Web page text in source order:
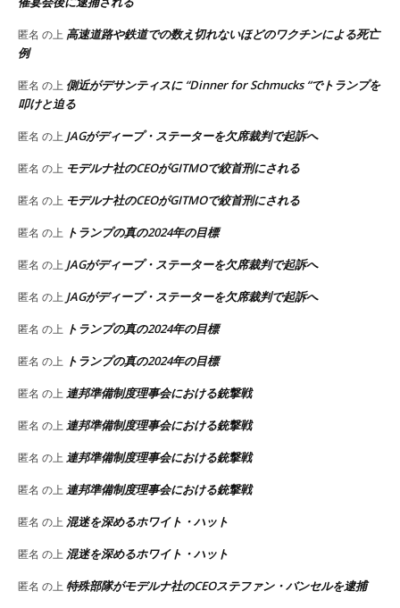
匿名 の上 高速道路や鉄道での数え切れないほどのワクチンによる死亡
例
匿名 の上 側近がデサンティスに “Dinner for Schmucks “でトランプを
叩けと迫る
匿名 の上 JAGがディープ・ステーターを欠席裁判で起訴へ
匿名 の上 モデルナ社のCEOがGITMOで絞首刑にされる
匿名 の上 モデルナ社のCEOがGITMOで絞首刑にされる
匿名 の上 トランプの真の2024年の目標
匿名 の上 JAGがディープ・ステーターを欠席裁判で起訴へ
匿名 の上 JAGがディープ・ステーターを欠席裁判で起訴へ
匿名 の上 トランプの真の2024年の目標
匿名 の上 トランプの真の2024年の目標
匿名 の上 連邦準備制度理事会における銃撃戦
匿名 の上 連邦準備制度理事会における銃撃戦
匿名 の上 連邦準備制度理事会における銃撃戦
匿名 の上 連邦準備制度理事会における銃撃戦
匿名 の上 混迷を深めるホワイト・ハット
匿名 の上 混迷を深めるホワイト・ハット
匿名 の上 特殊部隊がモデルナ社のCEOステファン・バンセルを逮捕